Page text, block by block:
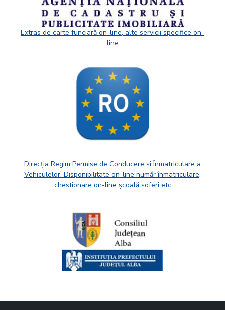
Extras de carte funciară on-line, alte servicii specifice on-
line
Direcția Regim Permise de Conducere și Înmatriculare a
Vehiculelor. Disponibilitate on-line număr înmatriculare,
chestionare on-line școală șoferi etc